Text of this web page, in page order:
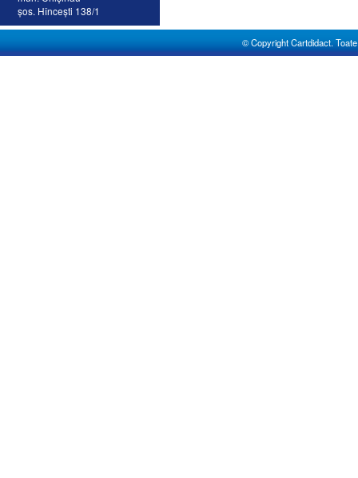
şos. Hînceşti 138/1
© Copyright Cartdidact.